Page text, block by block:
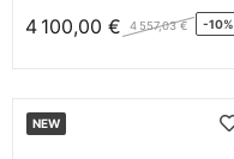
4 100,00 € 4 557,03 € -10%
NEW